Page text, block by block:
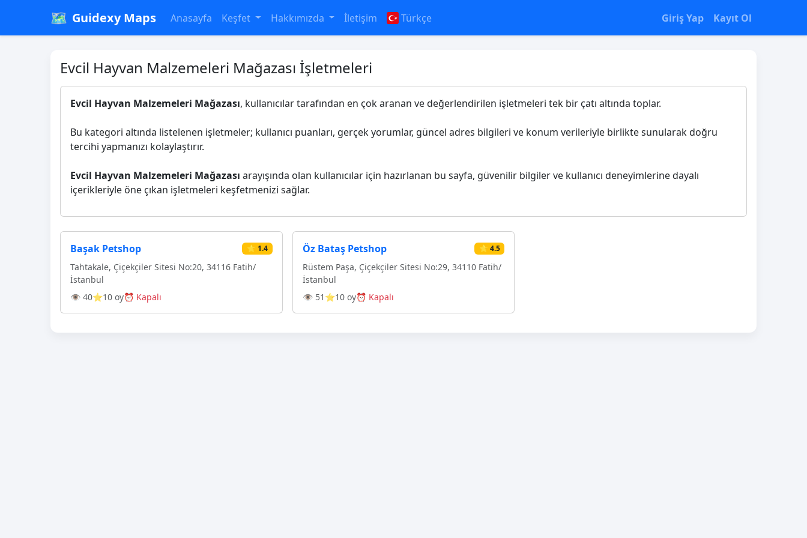
🗺️ Guidexy Maps Anasayfa Keşfet Hakkımızda İletişim Türkçe Giriş Yap Kayıt Ol
Evcil Hayvan Malzemeleri Mağazası İşletmeleri
Evcil Hayvan Malzemeleri Mağazası, kullanıcılar tarafından en çok aranan ve değerlendirilen işletmeleri tek bir çatı altında toplar.
Bu kategori altında listelenen işletmeler; kullanıcı puanları, gerçek yorumlar, güncel adres bilgileri ve konum verileriyle birlikte sunularak doğru
tercihi yapmanızı kolaylaştırır.
Evcil Hayvan Malzemeleri Mağazası arayışında olan kullanıcılar için hazırlanan bu sayfa, güvenilir bilgiler ve kullanıcı deneyimlerine dayalı
içerikleriyle öne çıkan işletmeleri keşfetmenizi sağlar.
Başak Petshop ⭐ 1.4
Tahtakale, Çiçekçiler Sitesi No:20, 34116 Fatih/
İstanbul
👁 40⭐10 oy⏰ Kapalı
Öz Bataş Petshop ⭐ 4.5
Rüstem Paşa, Çiçekçiler Sitesi No:29, 34110 Fatih/
İstanbul
👁 51 ⭐10 oy⏰ Kapalı